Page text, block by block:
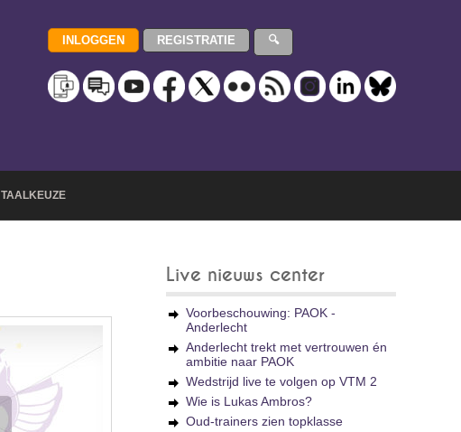
TAALKEUZE
Live nieuws center
Voorbeschouwing: PAOK -
Anderlecht
Anderlecht trekt met vertrouwen én
ambitie naar PAOK
Wedstrijd live te volgen op VTM 2
Wie is Lukas Ambros?
Oud-trainers zien topklasse